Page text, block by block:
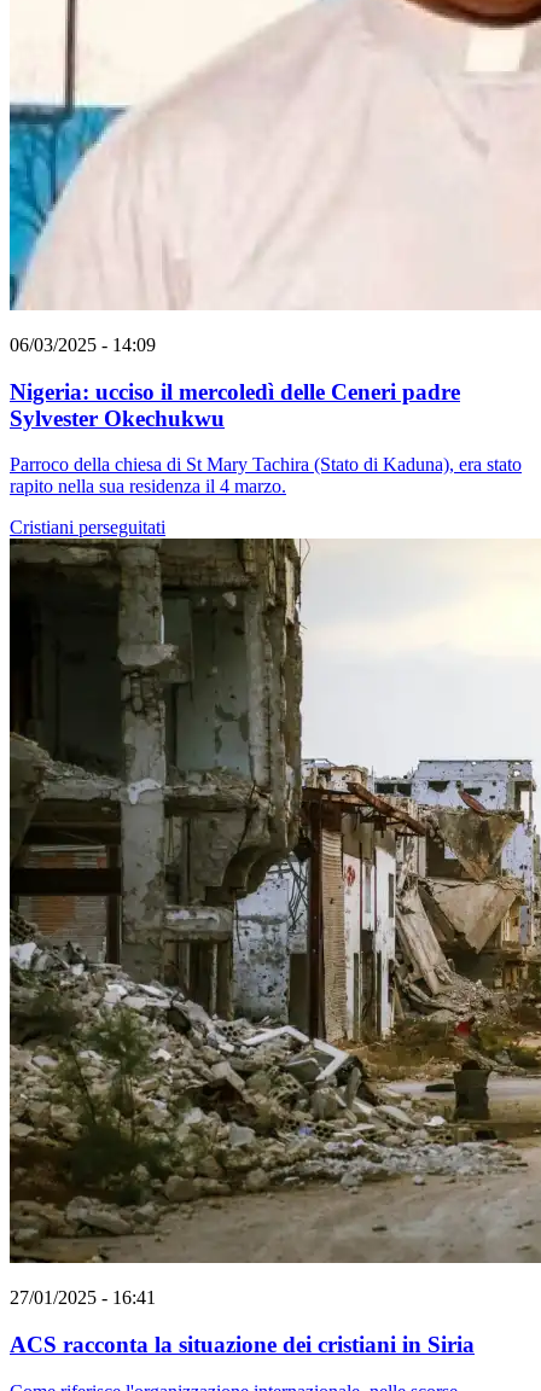
06/03/2025 - 14:09
Nigeria: ucciso il mercoledì delle Ceneri padre
Sylvester Okechukwu
Parroco della chiesa di St Mary Tachira (Stato di Kaduna), era stato
rapito nella sua residenza il 4 marzo.
Cristiani perseguitati
27/01/2025 - 16:41
ACS racconta la situazione dei cristiani in Siria